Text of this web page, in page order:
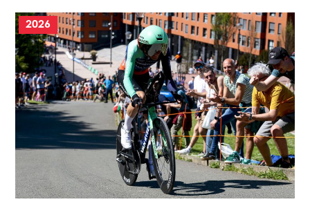
2026